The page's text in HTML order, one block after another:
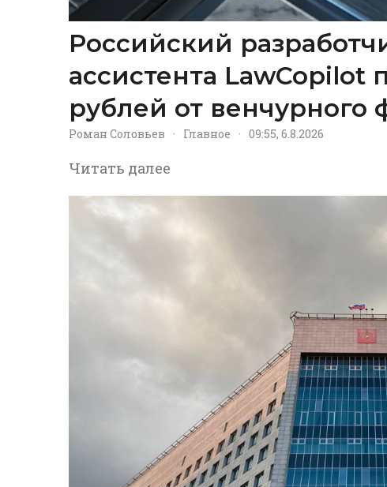
Российский
ассистента LawCopilot
рублей от венчурного
Роман Соловьев · Главное · 09:55, 6.8.2026
Читать далее